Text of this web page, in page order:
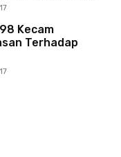
Kecam
Terhadap